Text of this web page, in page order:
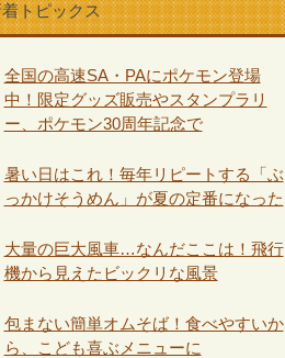
トピックス
全国の高速SA・PAにポケモン登場
中！限定グッズ販売やスタンプラリ
ー、ポケモン30周年記念で
暑い日はこれ！毎年リピートする「ぶ
っかけそうめん」が夏の定番になった
大量の巨大風車…なんだここは！飛行
機から見えたビックリな風景
包まない簡単オムそば！食べやすいか
ら、こども喜ぶメニューに